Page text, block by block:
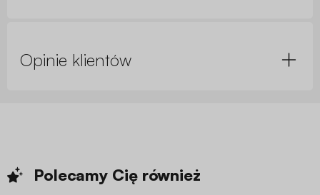
Opinie klientów
Polecamy Cię również